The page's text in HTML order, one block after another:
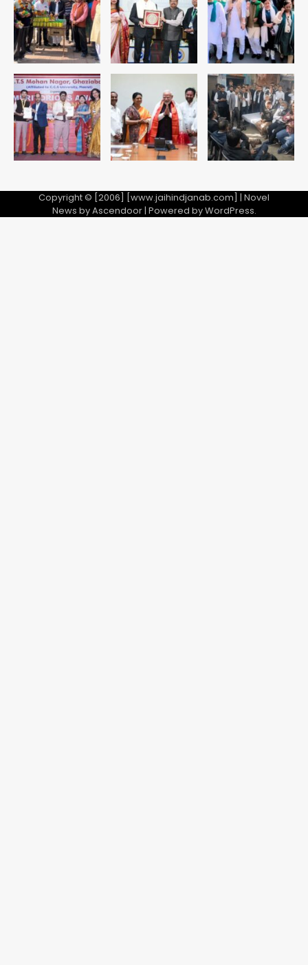
4
सुदर्शन शक्ति-वी अभ्यास में मॉक आॅपरेशन
Team JHJ
5
एयरपोर्ट का फर्जी कर्मचारी बनकर 3 लाख
उड़ाए, अब पहुंचा सलाखों के पीछे
Team JHJ
Copyright © [2006] [www.jaihindjanab.com] | Novel
News byAscendoor| Powered byWordPress.